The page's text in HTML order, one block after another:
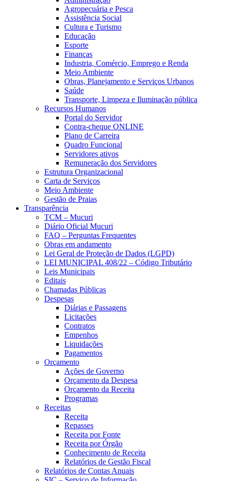
Agropecuária e Pesca
Assistência Social
Cultura e Turismo
Educação
Esporte
Finanças
Industria, Comércio, Emprego e Renda
Meio Ambiente
Obras, Planejamento e Serviços Urbanos
Saúde
Transporte, Limpeza e Iluminação pública
Recursos Humanos
Portal do Servidor
Contra-cheque ONLINE
Plano de Carreira
Quadro Funcional
Servidores ativos
Remuneração dos Servidores
Estrutura Organizacional
Carta de Serviços
Meio Ambiente
Gestão de Praias
Transparência
TCM – Mucuri
Diário Oficial Mucuri
FAQ – Perguntas Frequentes
Obras em andamento
Lei Geral de Proteção de Dados (LGPD)
LEI MUNICIPAL 408/22 – Código Tributário
Leis Municipais
Editais
Chamadas Públicas
Despesas
Diárias e Passagens
Licitações
Contratos
Empenhos
Liquidações
Pagamentos
Orçamento
Ações de Governo
Orçamento da Despesa
Orçamento da Receita
Programas
Receitas
Receita
Repasses
Receita por Fonte
Receita por Órgão
Conhecimento de Receita
Relatórios de Gestão Fiscal
Relatórios de Contas Anuais